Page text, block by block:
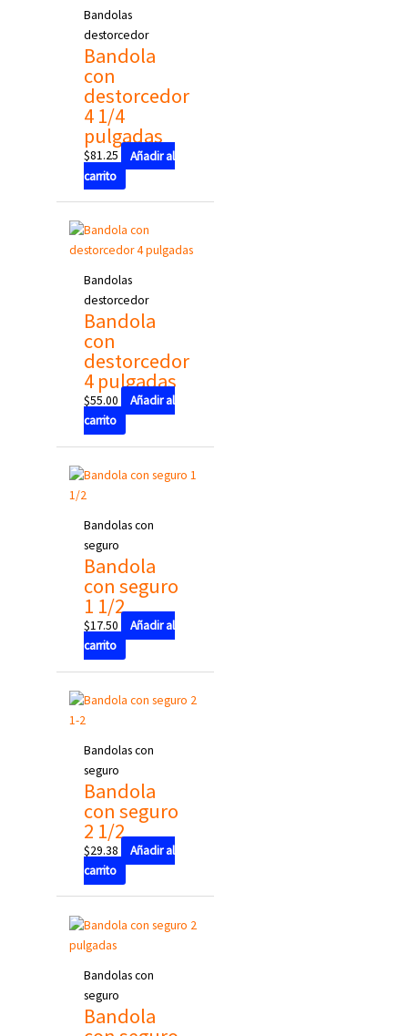
Bandolas
destorcedor
Bandola
con
destorcedor
4 1/4
pulgadas
$81.25
Añadir al
carrito
Bandolas
destorcedor
Bandola
con
destorcedor
4 pulgadas
$55.00
Añadir al
carrito
Bandolas con
seguro
Bandola
con seguro
1 1/2
$17.50
Añadir al
carrito
Bandolas con
seguro
Bandola
con seguro
2 1/2
$29.38
Añadir al
carrito
Bandolas con
seguro
Bandola